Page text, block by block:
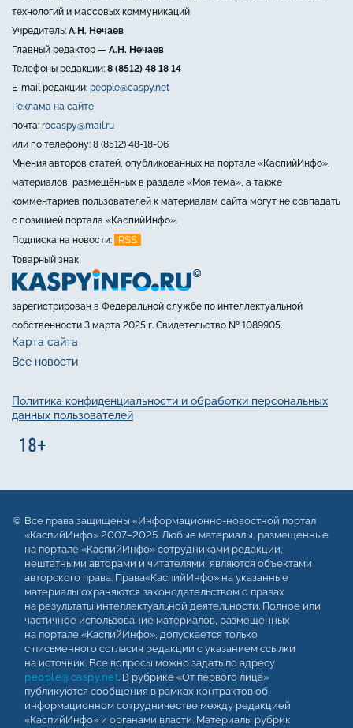
технологий и массовых коммуникаций
Учредитель: А.Н. Нечаев
Главный редактор — А.Н. Нечаев
Телефоны редакции: 8 (8512) 48 18 14
E-mail редакции: people@caspy.net
Реклама на сайте
почта: rocaspy@mail.ru
или по телефону: 8 (8512) 48-18-06
Мнения авторов статей, опубликованных на портале «КаспийИнфо»,
материалов, размещённых в разделе «Моя тема», а также
комментариев пользователей к материалам сайта могут не совпадать
с позицией портала «КаспийИнфо».
Подписка на новости:
RSS
Товарный знак
зарегистрирован в Федеральной службе по интеллектуальной
собственности 3 марта 2025 г. Свидетельство № 1089905.
Карта сайта
Все новости
Политика конфиденциальности и обработки персональных
данных пользователей
Все права защищены «Информационно-новостной портал
«КаспийИнфо» 2007–2025. Любые материалы, размещенные
на портале «КаспийИнфо» сотрудниками редакции,
нештатными авторами и читателями, являются объектами
авторского права. Права«КаспийИнфо» на указанные
материалы охраняются законодательством о правах
на результаты интеллектуальной деятельности. Полное или
частичное использование материалов, размещенных
на портале «КаспийИнфо», допускается только
с письменного согласия редакции с указанием ссылки
на источник. Все вопросы можно задать по адресу
people@caspy.net. В рубрике «От первого лица»
публикуются сообщения в рамках контрактов об
информационном сотрудничестве между редакцией
«КаспийИнфо» и органами власти. Материалы рубрик